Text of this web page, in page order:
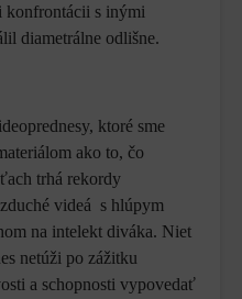
konfrontácii s inými
diametrálne odlišne.
ktoré sme
ako to, čo
trhá rekordy
videá s hlúpym
na intelekt diváka. Niet
netúži po zážitku
a schopnosti vypovedať